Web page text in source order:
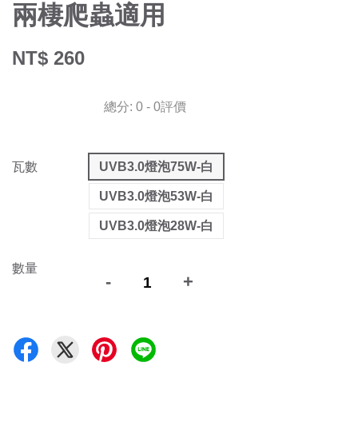
兩棲爬蟲適用
NT$ 260
總分: 0 - 0評價
瓦數 UVB3.0燈泡75W-白
UVB3.0燈泡53W-白
UVB3.0燈泡28W-白
數量
- +